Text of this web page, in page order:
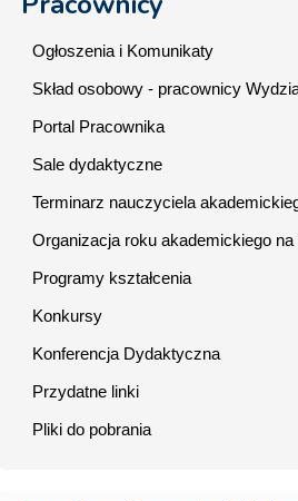
Ogłoszenia i Komunikaty
Skład osobowy - pracownicy
Portal Pracownika
Sale dydaktyczne
Terminarz nauczyciela
Organizacja roku akademickiego
Programy kształcenia
Konkursy
Konferencja Dydaktyczna
Przydatne linki
Pliki do pobrania